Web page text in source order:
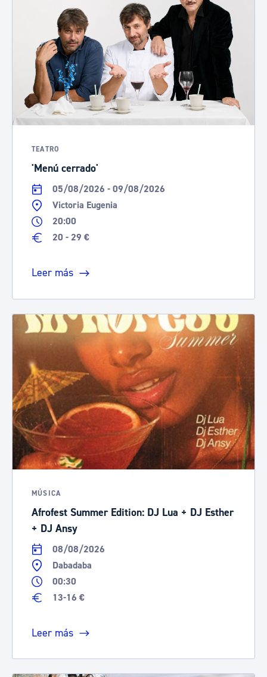
TEATRO
'Menú cerrado'
05/08/2026 - 09/08/2026
Victoria Eugenia
20:00
20 - 29 €
Leer más
MÚSICA
Afrofest Summer Edition: DJ Lua + DJ Esther
+ DJ Ansy
08/08/2026
Dabadaba
00:30
13-16 €
Leer más